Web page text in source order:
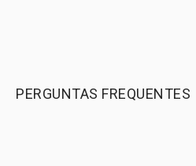
PERGUNTAS FREQUENTES